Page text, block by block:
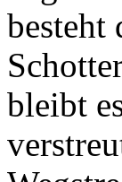
besteht
bleibt